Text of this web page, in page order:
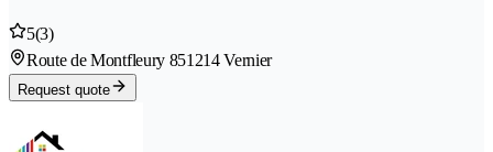
5(3)
Route de Montfleury 851214 Vernier
Request quote